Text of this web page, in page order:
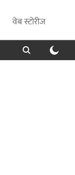
वेब स्टोरीज